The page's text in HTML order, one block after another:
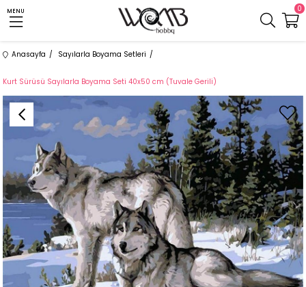
MENU 0
Anasayfa Sayılarla Boyama Setleri
Kurt Sürüsü Sayılarla Boyama Seti 40x50 cm (Tuvale Gerili)